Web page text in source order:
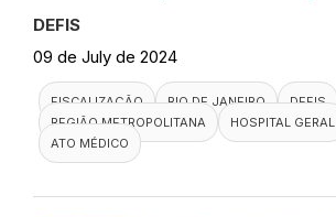
DEFIS
09 de July de 2024
FISCALIZAÇÃO RIO DE JANEIRO
DEFIS
REGIÃO METROPOLITANA
HOSPITAL GERAL
ATO MÉDICO